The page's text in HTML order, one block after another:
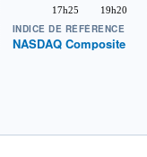
17h25 19h20
INDICE DE RÉFÉRENCE
NASDAQ Composite